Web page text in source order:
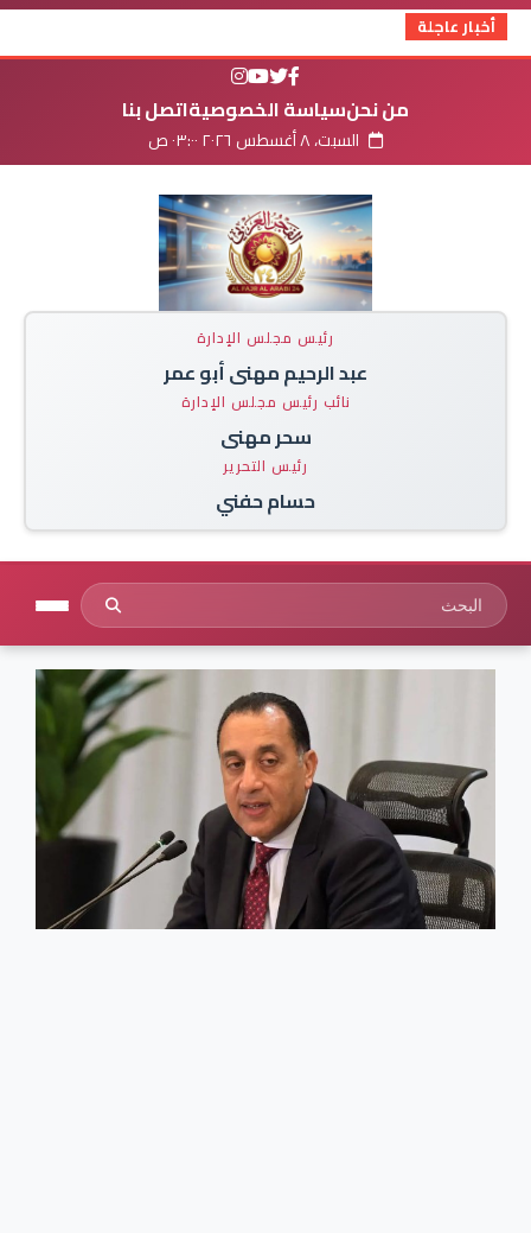
أخبار عاجلة
من نحنسياسة الخصوصيةاتصل بنا
السبت، ٨ أغسطس ٢٠٢٦ ٠٣:٠٠ ص
رئيس مجلس الإدارة
عبد الرحيم مهنى أبو عمر
نائب رئيس مجلس الإدارة
سحر مهنى
رئيس التحرير
حسام حفني